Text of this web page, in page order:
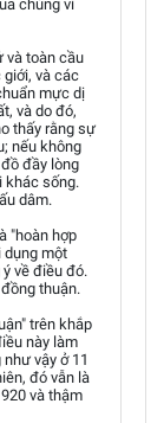
chúng vì
và toàn cầu
giới, và các
mực dị
và do đó,
thấy rằng sự
nếu không
đầy lòng
khác sống.
dâm.
"hoàn hợp
dụng một
về điều đó.
thuận.
trên khắp
này làm
vậy ở 11
đó vẫn là
và thậm